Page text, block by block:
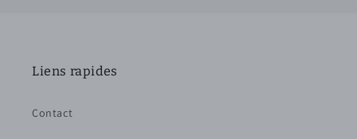
Liens rapides
Contact